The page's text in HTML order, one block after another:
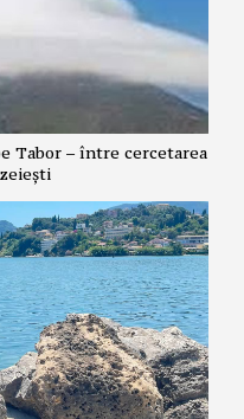
Tabor – între cercetarea